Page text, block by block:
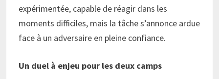
expérimentée, capable de réagir dans les
moments difficiles, mais la tâche s’annonce ardue
face à un adversaire en pleine confiance.
Un duel à enjeu pour les deux camps